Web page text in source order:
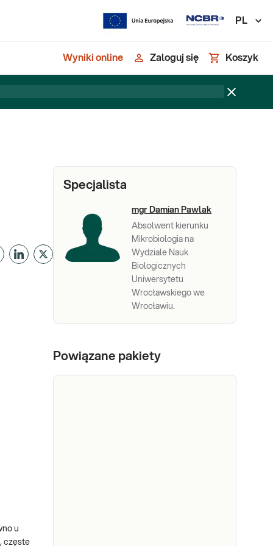
PL
Wyniki online Zaloguj się Koszyk
u
częste
Specjalista
mgr Damian Pawlak
Absolwent kierunku
Mikrobiologia na
Wydziale Nauk
Biologicznych
Uniwersytetu
Wrocławskiego we
Wrocławiu.
Powiązane pakiety